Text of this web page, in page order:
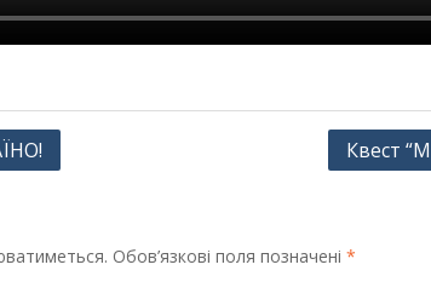
Квест
Обов’язкові поля позначені *